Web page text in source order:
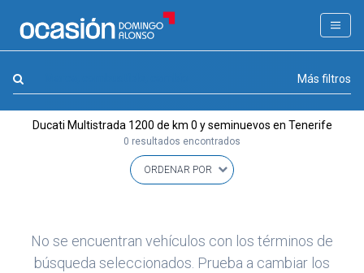
FILTROS
APPROVED
Marca
Modelo (0)
Más filtros
Ducati Multistrada 1200 de km 0 y seminuevos en Tenerife
0 resultados encontrados
No se encuentran vehículos con los términos de
búsqueda seleccionados. Prueba a cambiar los